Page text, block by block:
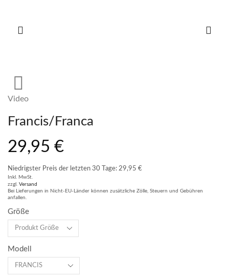
Video
Francis/Franca
29,95 €
Niedrigster Preis der letzten 30 Tage: 29,95 €
Inkl. MwSt.
zzgl. Versand
Bei Lieferungen in Nicht-EU-Länder können zusätzliche Zölle, Steuern und Gebühren
anfallen.
Größe
Modell